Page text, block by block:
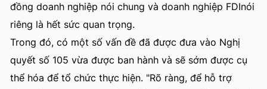
đồng doanh nghiệp nói chung và doanh nghiệp FDInói
riêng là hết sức quan trọng.
Trong đó, có một số vấn đề đã được đưa vào Nghị
quyết số 105 vừa được ban hành và sẽ sớm được cụ
thể hóa để tổ chức thực hiện. "Rõ ràng, để hỗ trợ